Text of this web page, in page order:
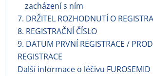
zacházení s ním
7. DRŽITEL ROZHODNUTÍ O
8. REGISTRAČNÍ ČÍSLO
9. DATUM PRVNÍ REGISTRACE /
REGISTRACE
Další informace o léčivu FUROSEMID